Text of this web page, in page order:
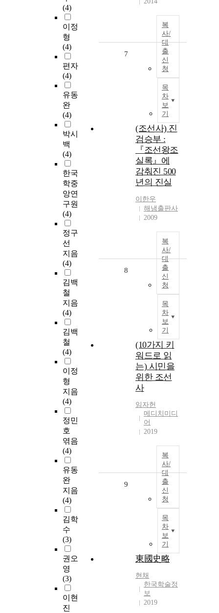
(4)
이정
형
(4)
편자
(4)
유동
완
(4)
박시
백
(4)
한국
학중
앙연
구원
(4)
정구
선
지음
(4)
김백
철
지음
(4)
김백
철
(4)
이정
형
지음
(4)
정민
호
엮음
(4)
유동
완
지음
(4)
김학
수
(3)
권오
영
(3)
이현
진
복
사/
대
출
신
청
목
차
보
기
7
(조선사) 진
검승부 :
『조선왕조
실록』에
감춰진 500
년의 진실
이한우
해냄출판사
2009
복
사/
대
출
신
청
목
차
보
기
8
(10가지 키
워드로 읽
는) 시민을
위한 조선
사
임자헌
메디치미디
어
2019
복
사/
대
출
신
청
목
차
보
기
9
東國史略
현채
한국학술정
보
2019